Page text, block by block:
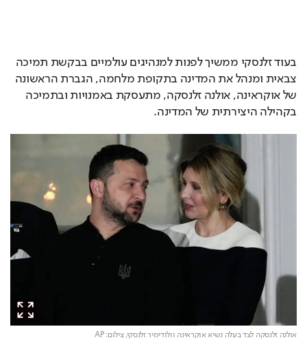
בעוד זלנסקי ממשיך לפנות למנהיגים עולמיים בבקשת תמיכה
צבאית ומנהל את המדינה בתקופת מלחמה, הגברת הראשונה
של אוקראינה, אולנה זלנסקה, מתעסקת באמנויות ובתמיכה
בקהילה היצירתית של המדינה.
אולנה זלנסקה לצד בעלה נשיא אוקראינה וולודימיר זלנסקי,צילום: AP